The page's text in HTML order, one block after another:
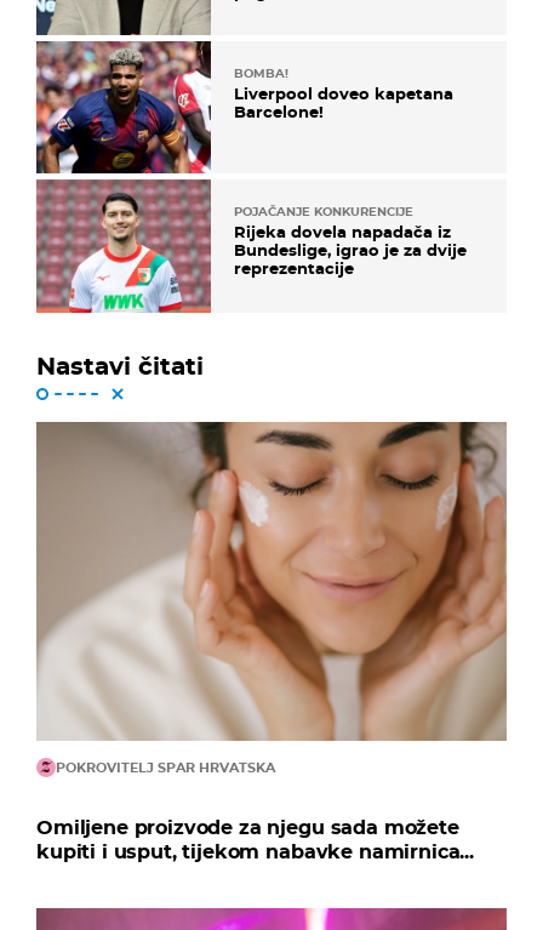
BOMBA!
Liverpool doveo kapetana
Barcelone!
POJAČANJE KONKURENCIJE
Rijeka dovela napadača iz
Bundeslige, igrao je za dvije
reprezentacije
Nastavi čitati
POKROVITELJ SPAR HRVATSKA
Omiljene proizvode za njegu sada možete
kupiti i usput, tijekom nabavke namirnica...